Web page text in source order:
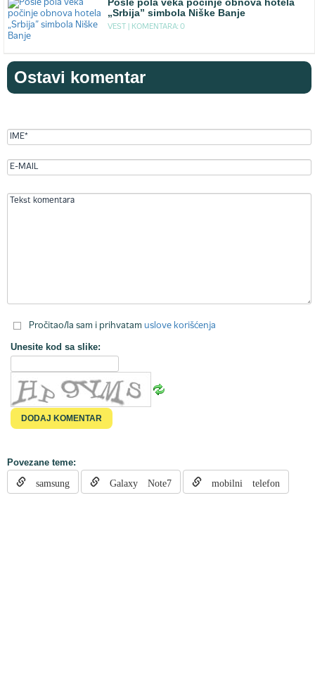
„Srbija” simbola Niške Banje
VEST | KOMENTARA: 0
Ostavi komentar
Pročitao/la sam i prihvatam uslove korišćenja
Unesite kod sa slike:
Povezane teme:
samsung Galaxy Note7 mobilni telefon